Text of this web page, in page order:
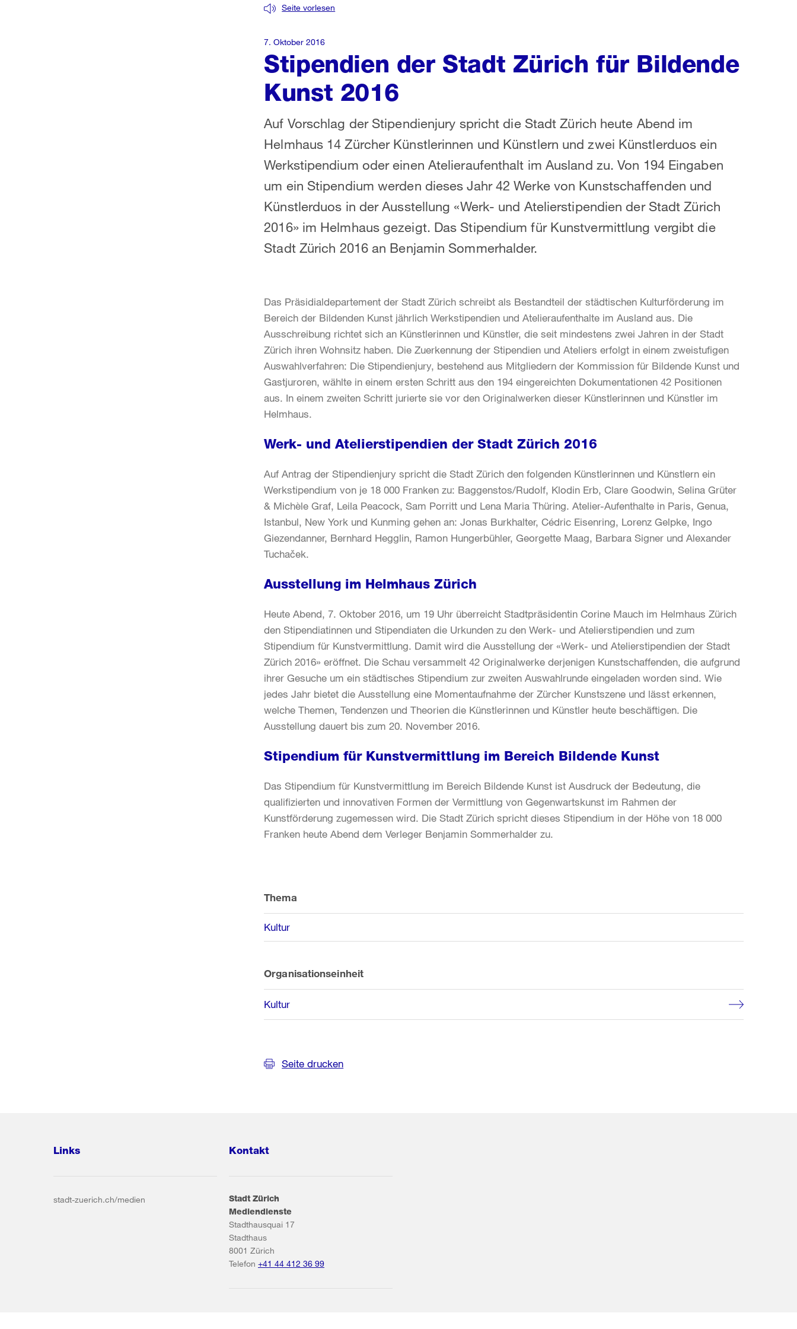
Stipendien der Stadt Zürich für Bildende
Kunst 2016
Seite vorlesen
Auf Vorschlag der Stipendienjury spricht die Stadt Zürich heute Abend im
Helmhaus 14 Zürcher Künstlerinnen und Künstlern und zwei Künstlerduos ein
Werkstipendium oder einen Atelieraufenthalt im Ausland zu. Von 194 Eingaben
um ein Stipendium werden dieses Jahr 42 Werke von Kunstschaffenden und
Künstlerduos in der Ausstellung «Werk- und Atelierstipendien der Stadt Zürich
2016» im Helmhaus gezeigt. Das Stipendium für Kunstvermittlung vergibt die
Stadt Zürich 2016 an Benjamin Sommerhalder.
7. Oktober 2016
Das Präsidialdepartement der Stadt Zürich schreibt als Bestandteil der städtischen Kulturförderung im
Bereich der Bildenden Kunst jährlich Werkstipendien und Atelieraufenthalte im Ausland aus. Die
Ausschreibung richtet sich an Künstlerinnen und Künstler, die seit mindestens zwei Jahren in der Stadt
Zürich ihren Wohnsitz haben. Die Zuerkennung der Stipendien und Ateliers erfolgt in einem zweistufigen
Auswahlverfahren: Die Stipendienjury, bestehend aus Mitgliedern der Kommission für Bildende Kunst und
Gastjuroren, wählte in einem ersten Schritt aus den 194 eingereichten Dokumentationen 42 Positionen
aus. In einem zweiten Schritt jurierte sie vor den Originalwerken dieser Künstlerinnen und Künstler im
Helmhaus.
Werk- und Atelierstipendien der Stadt Zürich 2016
Auf Antrag der Stipendienjury spricht die Stadt Zürich den folgenden Künstlerinnen und Künstlern ein
Werkstipendium von je 18 000 Franken zu: Baggenstos/Rudolf, Klodin Erb, Clare Goodwin, Selina Grüter
& Michèle Graf, Leila Peacock, Sam Porritt und Lena Maria Thüring. Atelier-Aufenthalte in Paris, Genua,
Istanbul, New York und Kunming gehen an: Jonas Burkhalter, Cédric Eisenring, Lorenz Gelpke, Ingo
Giezendanner, Bernhard Hegglin, Ramon Hungerbühler, Georgette Maag, Barbara Signer und Alexander
Tuchaček.
Ausstellung im Helmhaus Zürich
Heute Abend, 7. Oktober 2016, um 19 Uhr überreicht Stadtpräsidentin Corine Mauch im Helmhaus Zürich
den Stipendiatinnen und Stipendiaten die Urkunden zu den Werk- und Atelierstipendien und zum
Stipendium für Kunstvermittlung. Damit wird die Ausstellung der «Werk- und Atelierstipendien der Stadt
Zürich 2016» eröffnet. Die Schau versammelt 42 Originalwerke derjenigen Kunstschaffenden, die aufgrund
ihrer Gesuche um ein städtisches Stipendium zur zweiten Auswahlrunde eingeladen worden sind. Wie
jedes Jahr bietet die Ausstellung eine Momentaufnahme der Zürcher Kunstszene und lässt erkennen,
welche Themen, Tendenzen und Theorien die Künstlerinnen und Künstler heute beschäftigen. Die
Ausstellung dauert bis zum 20. November 2016.
Stipendium für Kunstvermittlung im Bereich Bildende Kunst
Das Stipendium für Kunstvermittlung im Bereich Bildende Kunst ist Ausdruck der Bedeutung, die
qualifizierten und innovativen Formen der Vermittlung von Gegenwartskunst im Rahmen der
Kunstförderung zugemessen wird. Die Stadt Zürich spricht dieses Stipendium in der Höhe von 18 000
Franken heute Abend dem Verleger Benjamin Sommerhalder zu.
Informationen
Thema
Kultur
Organisationseinheit
Kultur
Seite drucken
Links
stadt-zuerich.ch/medien
Kontakt
Stadt Zürich
Mediendienste
Stadthausquai 17
Stadthaus
8001 Zürich
Telefon +41 44 412 36 99